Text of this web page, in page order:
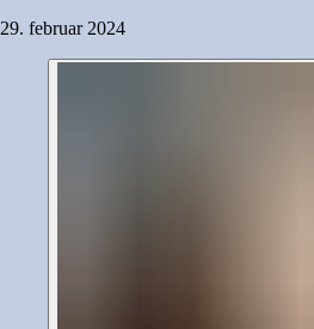
29. februar 2024